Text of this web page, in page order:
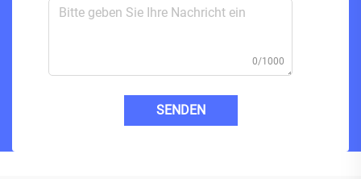
0/1000
SENDEN